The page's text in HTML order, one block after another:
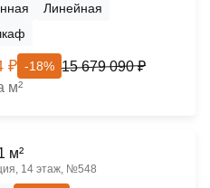
Линейная
₽ -18% 15 679 090 ₽
м²
м²
14 этаж, №548